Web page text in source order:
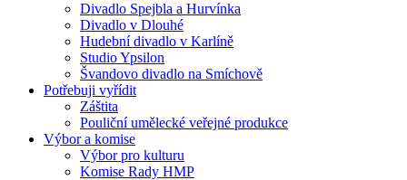
Divadlo Spejbla a Hurvínka
Divadlo v Dlouhé
Hudební divadlo v Karlíně
Studio Ypsilon
Švandovo divadlo na Smíchově
Potřebuji vyřídit
Záštita
Pouliční umělecké veřejné produkce
Výbor a komise
Výbor pro kulturu
Komise Rady HMP